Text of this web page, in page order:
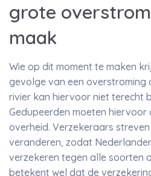
grote
maak
Wie op dit moment te maken
gevolge van een overstroming
rivier kan hiervoor niet terecht
Gedupeerden moeten
overheid. Verzekeraars
veranderen, zodat
verzekeren tegen alle soorten
betekent wel dat de